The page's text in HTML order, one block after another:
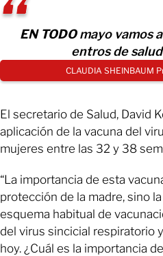
EN TODOmayo vamos
entros de
CLAUDIA SHEINBAUM
El secretario de Salud, David
aplicación de la vacuna del
mujeres entre las 32 y 38
“La importancia de esta
protección de la madre, sino
esquema habitual de
del virus sincicial respiratorio
hoy. ¿Cuál es la importancia